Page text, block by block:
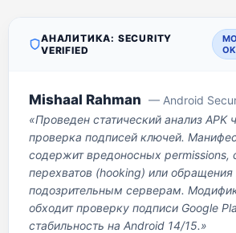
АНАЛИТИКА: SECURITY
VERIFIED
OK
Mishaal Rahman — Android
«Проведен статический анализ APK
проверка подписей ключей.
содержит вредоносных permissions,
перехватов (hooking) или обращения
подозрительным серверам.
обходит проверку подписи Google
стабильность на Android 14/15.»